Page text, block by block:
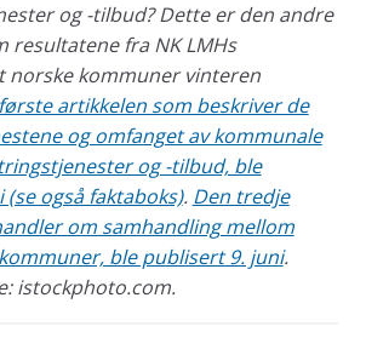
og -tilbud? Dette er den andre
resultatene fra NK LMHs
norske kommuner vinteren
artikkelen som beskriver de
og omfanget av kommunale
og -tilbud, ble
også faktaboks). Den tredje
om samhandling mellom
ble publisert 9. juni.
istockphoto.com.